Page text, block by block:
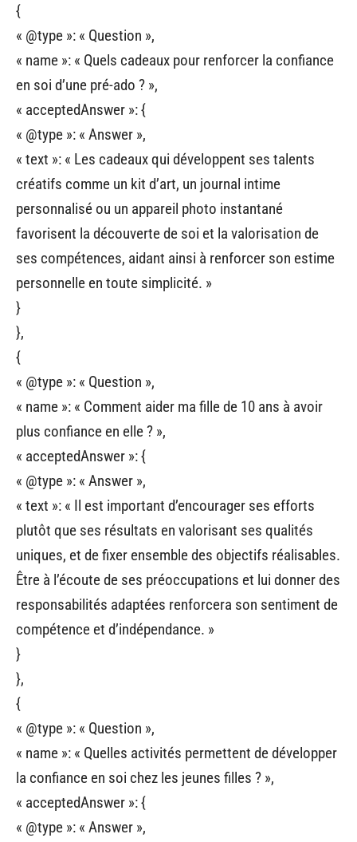
{
« @type »: « Question »,
« name »: « Quels cadeaux pour renforcer la confiance
en soi d’une pré-ado ? »,
« acceptedAnswer »: {
« @type »: « Answer »,
« text »: « Les cadeaux qui développent ses talents
créatifs comme un kit d’art, un journal intime
personnalisé ou un appareil photo instantané
favorisent la découverte de soi et la valorisation de
ses compétences, aidant ainsi à renforcer son estime
personnelle en toute simplicité. »
}
},
{
« @type »: « Question »,
« name »: « Comment aider ma fille de 10 ans à avoir
plus confiance en elle ? »,
« acceptedAnswer »: {
« @type »: « Answer »,
« text »: « Il est important d’encourager ses efforts
plutôt que ses résultats en valorisant ses qualités
uniques, et de fixer ensemble des objectifs réalisables.
Être à l’écoute de ses préoccupations et lui donner des
responsabilités adaptées renforcera son sentiment de
compétence et d’indépendance. »
}
},
{
« @type »: « Question »,
« name »: « Quelles activités permettent de développer
la confiance en soi chez les jeunes filles ? »,
« acceptedAnswer »: {
« @type »: « Answer »,